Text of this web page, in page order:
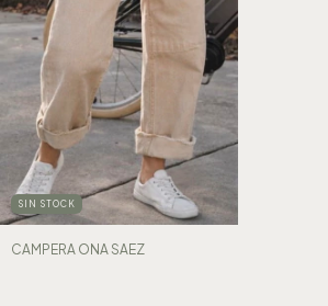
SIN STOCK
CAMPERA ONA SAEZ